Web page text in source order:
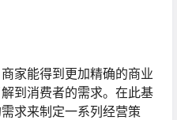
家能得到更加精确的商业
到消费者的需求。在此基
求来制定一系列经营策